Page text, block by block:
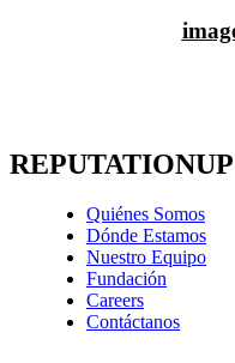
REPUTATIONUP
Quiénes Somos
Dónde Estamos
Nuestro Equipo
Fundación
Careers
Contáctanos